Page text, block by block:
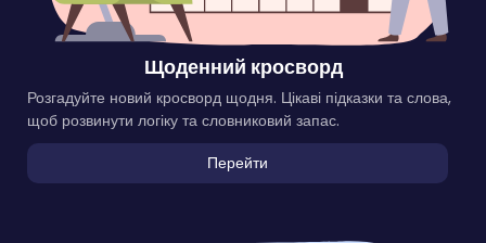
Щоденний кросворд
Розгадуйте новий кросворд щодня. Цікаві підказки та слова,
щоб розвинути логіку та словниковий запас.
Перейти